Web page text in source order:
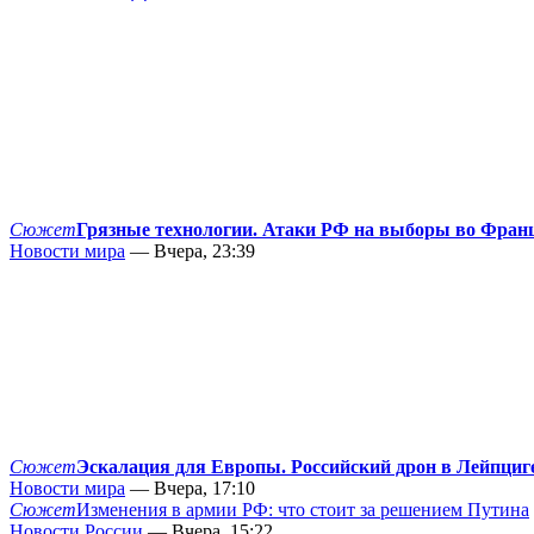
СюжетГрязные технологии. Атаки РФ на выборы во
Новости мира — Вчера, 23:39
СюжетЭскалация для Европы. Российский дрон в
Новости мира — Вчера, 17:10
СюжетИзменения в армии РФ: что стоит за решением Путина